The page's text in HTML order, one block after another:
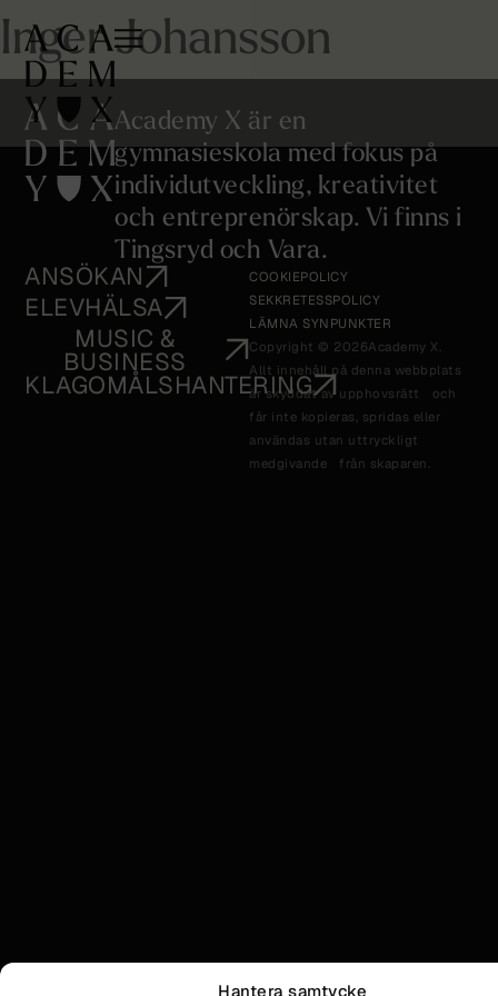
Inger Johansson
Academy X är en
gymnasieskola med fokus på
individutveckling, kreativitet
och entreprenörskap. Vi finns i
Tingsryd och Vara.
ANSÖKAN
ELEVHÄLSA
MUSIC &
BUSINESS
KLAGOMÅLSHANTERING
COOKIEPOLICY
SEKKRETESSPOLICY
LÄMNA SYNPUNKTER
Copyright © 2026Academy X.
Allt innehåll på denna webbplats
är skyddat av upphovsrätt och
får inte kopieras, spridas eller
användas utan uttryckligt
medgivande från skaparen.